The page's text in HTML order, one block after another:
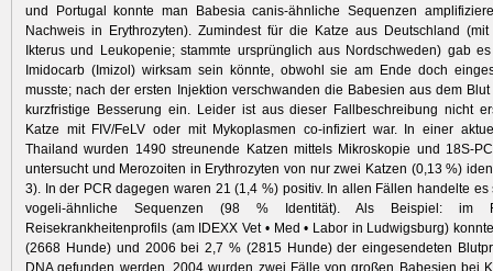
und Portugal konnte man Babesia canis-ähnliche Sequenzen
Nachweis in Erythrozyten). Zumindest für die Katze aus Deutschland (mit
Ikterus und Leukopenie; stammte ursprünglich aus Nordschweden) gab
Imidocarb (Imizol) wirksam sein könnte, obwohl sie am Ende doch
musste; nach der ersten Injektion verschwanden die Babesien aus dem
kurzfristige Besserung ein. Leider ist aus dieser Fallbeschreibung nicht
Katze mit FIV/FeLV oder mit Mykoplasmen co-infiziert war. In einer
Thailand wurden 1490 streunende Katzen mittels Mikroskopie und 18S-
untersucht und Merozoiten in Erythrozyten von nur zwei Katzen (0,13 %)
3). In der PCR dagegen waren 21 (1,4 %) positiv. In allen Fällen handelte es
vogeli-ähnliche Sequenzen (98 % Identität). Als Beispiel: im
Reisekrankheitenprofils (am IDEXX Vet • Med • Labor in Ludwigsburg)
(2668 Hunde) und 2006 bei 2,7 % (2815 Hunde) der eingesendeten
DNA gefunden werden. 2004 wurden zwei Fälle von großen Babesien bei